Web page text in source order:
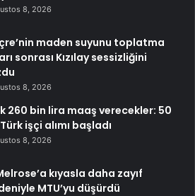
8, 2026
maden suyunu toplatma
sonrası Kızılay sessizliğini
8, 2026
260 bin lira maaş verecekler: 50
işçi alımı başladı
8, 2026
kıyasla daha zayıf
MTU’yu düşürdü